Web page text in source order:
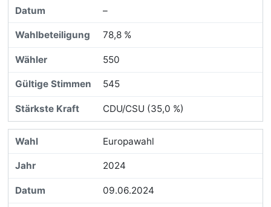
–
78,8 %
550
545
CDU/CSU (35,0 %)
Europawahl
2024
09.06.2024